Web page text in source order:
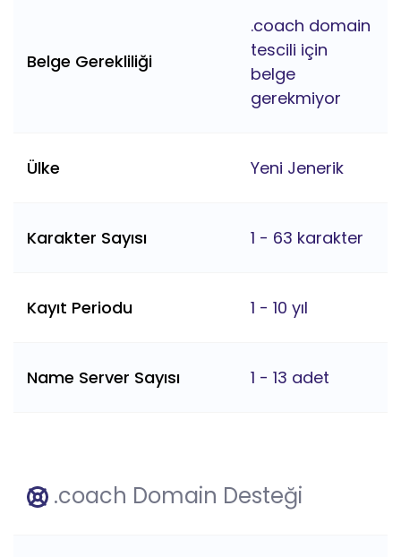
Belge Gerekliliği
.coach domain
tescili için
belge
gerekmiyor
Ülke Yeni Jenerik
Karakter Sayısı 1 - 63 karakter
Kayıt Periodu 1 - 10 yıl
Name Server Sayısı 1 - 13 adet
.coach Domain Desteği